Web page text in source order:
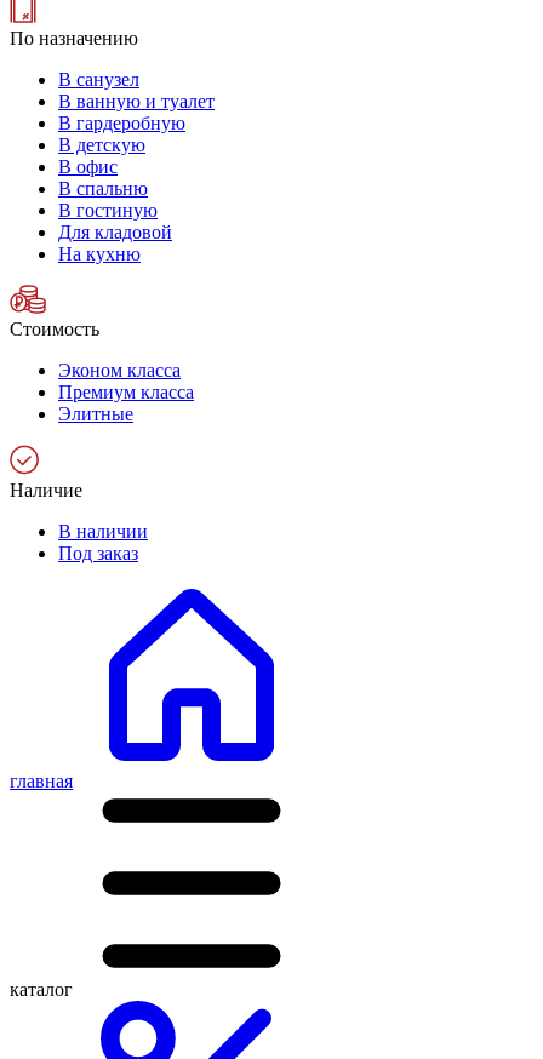
По назначению
В санузел
В ванную и туалет
В гардеробную
В детскую
В офис
В спальню
В гостиную
Для кладовой
На кухню
Стоимость
Эконом класса
Премиум класса
Элитные
Наличие
В наличии
Под заказ
главная
каталог